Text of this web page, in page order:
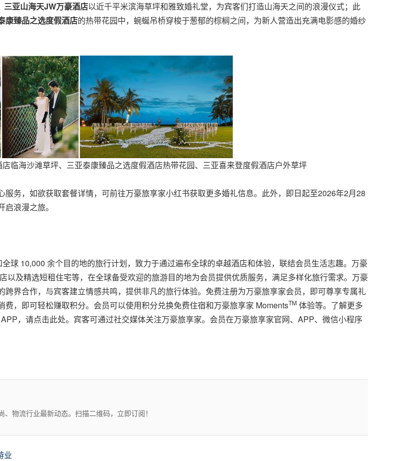
三亚山海天JW万豪酒店以近千平米滨海草坪和雅致婚礼堂，为宾客们打造山海天之间的浪漫仪式；此
康臻品之选度假酒店的热带花园中，蜿蜒吊桥穿梭于葱郁的棕榈之间，为新人营造出充满电影感的婚纱
临海沙滩草坪、三亚泰康臻品之选度假酒店热带花园、三亚喜来登度假酒店户外草坪
务，如欲获取套餐详情，可前往万豪旅享家小红书获取更多婚礼信息。此外，即日起至2026年2月28
浪漫之旅。
球 10,000 余个目的地的旅行计划，致力于通过遍布全球的卓越酒店和体验，联结会员生活志趣。万豪
以及精选短租住宅等，在全球备受欢迎的旅游目的地为会员提供优质服务，满足多样化旅行需求。万豪
界合作，与宾客建立情感共鸣，提供非凡的旅行体验。免费注册为万豪旅享家会员，即可尊享专属礼
，即可轻松赚取积分。会员可以使用积分兑换免费住宿和万豪旅享家 MomentsTM 体验等。了解更多
，请点击此处。宾客可通过社交媒体关注万豪旅享家。会员在万豪旅享家官网、APP、微信小程序
物流行业最新动态。扫描二维码，立即订阅！
业